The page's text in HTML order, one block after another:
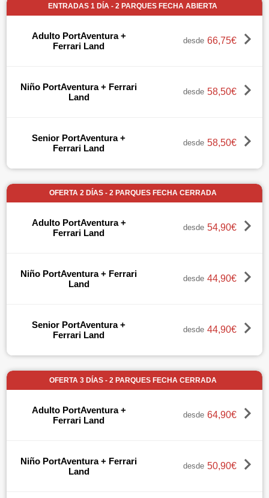
ENTRADAS 1 DÍA - 2 PARQUES FECHA ABIERTA
Adulto PortAventura +
Ferrari Land
desde 66,75€
Niño PortAventura + Ferrari
Land
desde 58,50€
Senior PortAventura +
Ferrari Land
desde 58,50€
OFERTA 2 DÍAS - 2 PARQUES FECHA CERRADA
Adulto PortAventura +
Ferrari Land
desde 54,90€
Niño PortAventura + Ferrari
Land
desde 44,90€
Senior PortAventura +
Ferrari Land
desde 44,90€
OFERTA 3 DÍAS - 2 PARQUES FECHA CERRADA
Adulto PortAventura +
Ferrari Land
desde 64,90€
Niño PortAventura + Ferrari
Land
desde 50,90€